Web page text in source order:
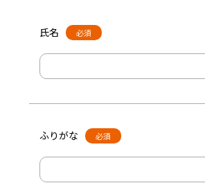
氏名 必須
ふりがな 必須